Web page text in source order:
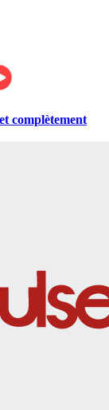
complètement